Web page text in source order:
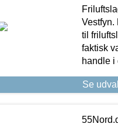
Vestfyn.
til
faktisk
handle i
Se